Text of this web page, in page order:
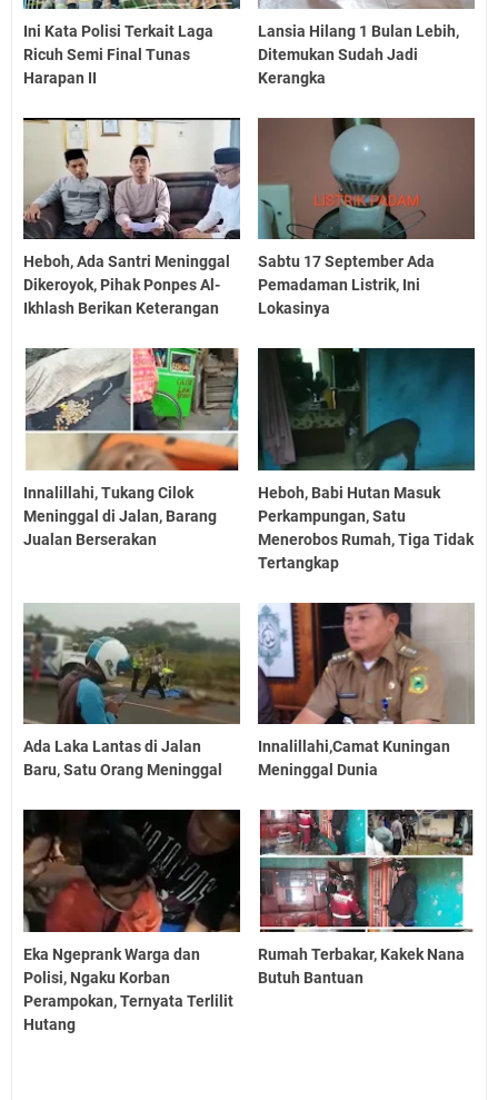
Ini Kata Polisi Terkait Laga
Ricuh Semi Final Tunas
Harapan II
Lansia Hilang 1 Bulan Lebih,
Ditemukan Sudah Jadi
Kerangka
Heboh, Ada Santri Meninggal
Dikeroyok, Pihak Ponpes Al-
Ikhlash Berikan Keterangan
Sabtu 17 September Ada
Pemadaman Listrik, Ini
Lokasinya
Innalillahi, Tukang Cilok
Meninggal di Jalan, Barang
Jualan Berserakan
Heboh, Babi Hutan Masuk
Perkampungan, Satu
Menerobos Rumah, Tiga Tidak
Tertangkap
Ada Laka Lantas di Jalan
Baru, Satu Orang Meninggal
Innalillahi,Camat Kuningan
Meninggal Dunia
Eka Ngeprank Warga dan
Polisi, Ngaku Korban
Perampokan, Ternyata Terlilit
Hutang
Rumah Terbakar, Kakek Nana
Butuh Bantuan